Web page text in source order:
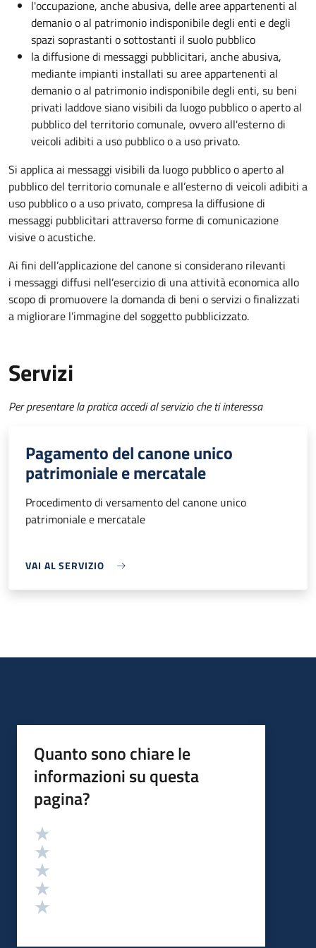
l'occupazione, anche abusiva, delle aree appartenenti al
demanio o al patrimonio indisponibile degli enti e degli
spazi soprastanti o sottostanti il suolo pubblico
la diffusione di messaggi pubblicitari, anche abusiva,
mediante impianti installati su aree appartenenti al
demanio o al patrimonio indisponibile degli enti, su beni
privati laddove siano visibili da luogo pubblico o aperto al
pubblico del territorio comunale, ovvero all'esterno di
veicoli adibiti a uso pubblico o a uso privato.
Si applica ai messaggi visibili da luogo pubblico o aperto al
pubblico del territorio comunale e all’esterno di veicoli adibiti a
uso pubblico o a uso privato, compresa la diffusione di
messaggi pubblicitari attraverso forme di comunicazione
visive o acustiche.
Ai fini dell’applicazione del canone si considerano rilevanti
i messaggi diffusi nell’esercizio di una attività economica allo
scopo di promuovere la domanda di beni o servizi o finalizzati
a migliorare l’immagine del soggetto pubblicizzato.
Servizi
Per presentare la pratica accedi al servizio che ti interessa
Pagamento del canone unico
patrimoniale e mercatale
Procedimento di versamento del canone unico
patrimoniale e mercatale
VAI AL SERVIZIO
Quanto sono chiare le
informazioni su questa
pagina?
Valutazione